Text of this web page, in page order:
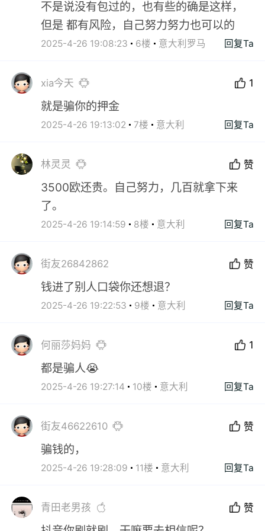
不是说没有包过的，也有些的确是这样，
但是 都有风险，自己努力努力也可以的
2025-4-26 19:08:23 6楼 意大利罗马 回复Ta
xia今天 1
就是骗你的押金
2025-4-26 19:13:02 7楼 意大利 回复Ta
林灵灵 赞
3500欧还贵。自己努力，几百就拿下来
了。
2025-4-26 19:14:59 8楼 意大利 回复Ta
街友26842862 赞
钱进了别人口袋你还想退？
2025-4-26 19:22:53 9楼 意大利 回复Ta
何丽莎妈妈 1
都是骗人😭
2025-4-26 19:27:14 10楼 意大利 回复Ta
街友46622610 赞
骗钱的，
2025-4-26 19:28:09 11楼 意大利 回复Ta
青田老男孩 赞